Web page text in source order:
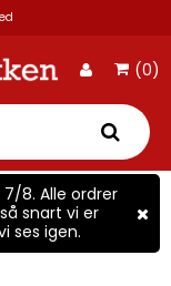
(0)
8. Alle ordrer
snart vi er
ses igen.